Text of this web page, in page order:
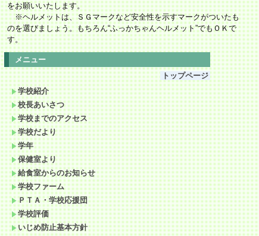
をお願いいたします。
※ヘルメットは、ＳＧマークなど安全性を示すマークがついたも
のを選びましょう。もちろん“ふっかちゃんヘルメット”でもＯＫで
す。
メニュー
トップページ
学校紹介
校長あいさつ
学校までのアクセス
学校だより
学年
保健室より
給食室からのお知らせ
学校ファーム
ＰＴＡ・学校応援団
学校評価
いじめ防止基本方針